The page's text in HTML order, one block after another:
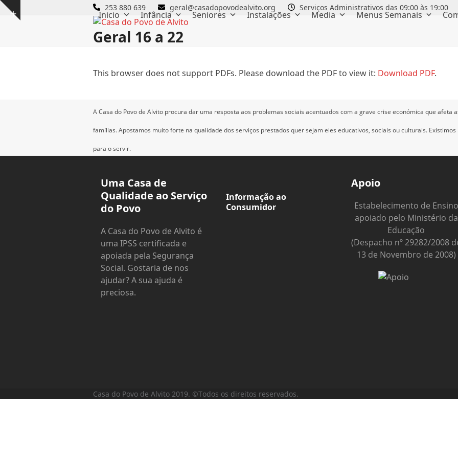
Skip
Show
253 880 639 geral@casadopovodealvito.org Serviços Administrativos das 09:00 às 19:00
Inicio Infância Seniores Instalações Media Menus Semanais
Geral 16 a 22
This browser does not support PDFs. Please download the PDF to view it: Download PDF.
A Casa do Povo de Alvito procura dar uma resposta aos problemas sociais acentuados com a grave crise económica que afeta
famílias.Apostamos muito forte na qualidade dos serviços prestados quer sejam eles educativos, sociais ou culturais. Existimos
para o servir.
Uma Casa de
Qualidade ao Serviço
do Povo
A Casa do Povo de Alvito é
uma IPSS certificada e
apoiada pela Segurança
Social. Gostaria de nos
ajudar? A sua ajuda é
preciosa.
Informação ao
Consumidor
Apoio
Estabelecimento de Ensino
apoiado pelo Ministério da
Educação
(Despacho nº 29282/2008
13 de Novembro de 2008)
Casa do Povo de Alvito 2019. ©Todos os direitos reservados.